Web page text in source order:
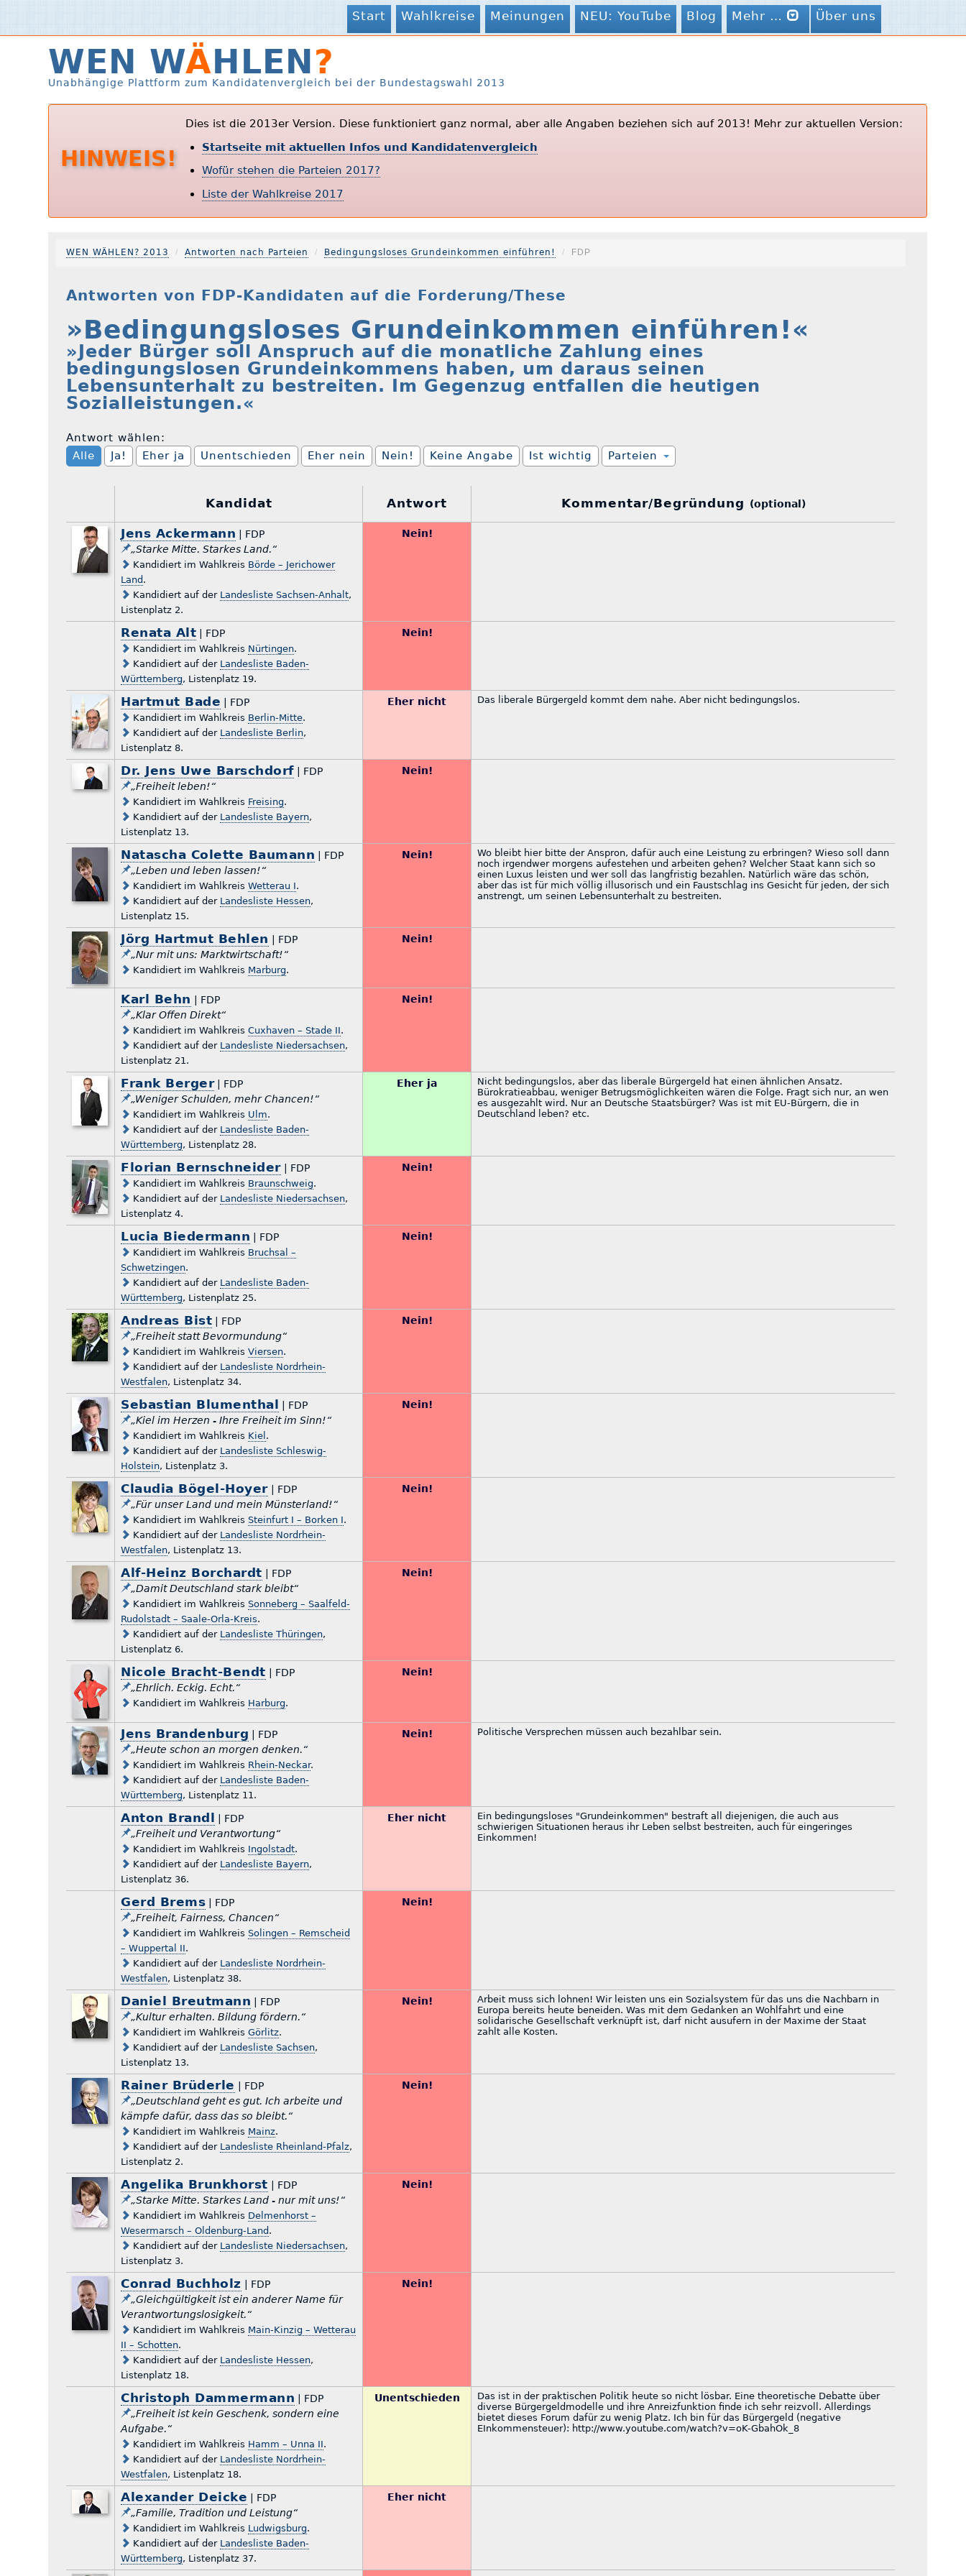
Start Wahlkreise Meinungen NEU: YouTube Blog Mehr … Über uns
WEN WÄHLEN?
Unabhängige Plattform zum Kandidatenvergleich bei der Bundestagswahl 2013
HINWEIS!
Dies ist die 2013er Version. Diese funktioniert ganz normal, aber alle Angaben beziehen sich auf 2013! Mehr zur aktuellen Version:
Startseite mit aktuellen Infos und Kandidatenvergleich
Wofür stehen die Parteien 2017?
Liste der Wahlkreise 2017
WEN WÄHLEN? 2013 Antworten nach Parteien Bedingungsloses Grundeinkommen einführen! FDP
Antworten von FDP-Kandidaten auf die Forderung/These
»Bedingungsloses Grundeinkommen einführen!«
»Jeder Bürger soll Anspruch auf die monatliche Zahlung eines
bedingungslosen Grundeinkommens haben, um daraus seinen
Lebensunterhalt zu bestreiten. Im Gegenzug entfallen die heutigen
Sozialleistungen.«
Antwort wählen:
Alle
Ja! Eher ja Unentschieden Eher nein Nein! Keine Angabe Ist wichtig Parteien
Kandidat Antwort Kommentar/Begründung (optional)
Jens Ackermann | FDP
„Starke Mitte. Starkes Land.“
Kandidiert im Wahlkreis Börde – Jerichower
Land .
Kandidiert auf der Landesliste Sachsen-Anhalt,
Listenplatz 2.
Nein!
Renata Alt | FDP
Kandidiert im Wahlkreis Nürtingen.
Kandidiert auf der Landesliste Baden-
Württemberg, Listenplatz 19.
Nein!
Hartmut Bade | FDP
Kandidiert im Wahlkreis Berlin-Mitte.
Kandidiert auf der Landesliste Berlin,
Listenplatz 8.
Eher nicht Das liberale Bürgergeld kommt dem nahe. Aber nicht bedingungslos.
Dr. Jens Uwe Barschdorf| FDP
„Freiheit leben!“
Kandidiert im Wahlkreis Freising.
Kandidiert auf der Landesliste Bayern,
Listenplatz 13.
Nein!
Natascha Colette Baumann | FDP
„Leben und leben lassen!“
Kandidiert im WahlkreisWetterau I.
Kandidiert auf der Landesliste Hessen,
Listenplatz 15.
Nein!
Wo bleibt hier bitte der Anspron, dafür auch eine Leistung zu erbringen? Wieso soll dann
noch irgendwer morgens aufestehen und arbeiten gehen? Welcher Staat kann sich so
einen Luxus leisten und wer soll das langfristig bezahlen. Natürlich wäre das schön,
aber das ist für mich völlig illusorisch und ein Faustschlag ins Gesicht für jeden, der sich
anstrengt, um seinen Lebensunterhalt zu bestreiten.
Jörg Hartmut Behlen
| FDP
„Nur mit uns: Marktwirtschaft!“
Kandidiert im Wahlkreis Marburg.
Nein!
Karl Behn
| FDP
„Klar Offen Direkt“
Kandidiert im WahlkreisCuxhaven – Stade II.
Kandidiert auf der Landesliste Niedersachsen,
Listenplatz 21.
Nein!
Frank Berger| FDP
„Weniger Schulden, mehr Chancen!“
Kandidiert im Wahlkreis Ulm.
Kandidiert auf der Landesliste Baden-
Württemberg, Listenplatz 28.
Eher ja
Nicht bedingungslos, aber das liberale Bürgergeld hat einen ähnlichen Ansatz.
Bürokratieabbau, weniger Betrugsmöglichkeiten wären die Folge. Fragt sich nur, an wen
es ausgezahlt wird. Nur an Deutsche Staatsbürger? Was ist mit EU-Bürgern, die in
Deutschland leben? etc.
Florian Bernschneider| FDP
Kandidiert im Wahlkreis Braunschweig.
Kandidiert auf der Landesliste Niedersachsen,
Listenplatz 4.
Nein!
Lucia Biedermann | FDP
Kandidiert im Wahlkreis Bruchsal –
Schwetzingen.
Kandidiert auf der Landesliste Baden-
Württemberg, Listenplatz 25.
Nein!
Andreas Bist | FDP
„Freiheit statt Bevormundung“
Kandidiert im WahlkreisViersen.
Kandidiert auf der Landesliste Nordrhein-
Westfalen, Listenplatz 34.
Nein!
Sebastian Blumenthal | FDP
„Kiel im Herzen - Ihre Freiheit im Sinn!“
Kandidiert im Wahlkreis Kiel .
Kandidiert auf der Landesliste Schleswig-
Holstein, Listenplatz 3.
Nein!
Claudia Bögel-Hoyer| FDP
„Für unser Land und mein Münsterland!“
Kandidiert im WahlkreisSteinfurt I – Borken I.
Kandidiert auf der Landesliste Nordrhein-
Westfalen, Listenplatz 13.
Nein!
Alf-Heinz Borchardt | FDP
„Damit Deutschland stark bleibt“
Kandidiert im WahlkreisSonneberg – Saalfeld-
Rudolstadt – Saale-Orla-Kreis.
Kandidiert auf der Landesliste Thüringen,
Listenplatz 6.
Nein!
Nicole Bracht-Bendt | FDP
„Ehrlich. Eckig. Echt.“
Kandidiert im Wahlkreis Harburg.
Nein!
Jens Brandenburg | FDP
„Heute schon an morgen denken.“
Kandidiert im Wahlkreis Rhein-Neckar.
Kandidiert auf der Landesliste Baden-
Württemberg, Listenplatz 11.
Nein! Politische Versprechen müssen auch bezahlbar sein.
Anton Brandl | FDP
„Freiheit und Verantwortung“
Kandidiert im Wahlkreis Ingolstadt.
Kandidiert auf der Landesliste Bayern,
Listenplatz 36.
Eher nicht
Ein bedingungsloses "Grundeinkommen" bestraft all diejenigen, die auch aus
schwierigen Situationen heraus ihr Leben selbst bestreiten, auch für eingeringes
Einkommen!
Gerd Brems | FDP
„Freiheit, Fairness, Chancen“
Kandidiert im WahlkreisSolingen – Remscheid
– Wuppertal II.
Kandidiert auf der Landesliste Nordrhein-
Westfalen, Listenplatz 38.
Nein!
Daniel Breutmann | FDP
„Kultur erhalten. Bildung fördern.“
Kandidiert im WahlkreisGörlitz.
Kandidiert auf der Landesliste Sachsen,
Listenplatz 13.
Nein!
Arbeit muss sich lohnen! Wir leisten uns ein Sozialsystem für das uns die Nachbarn in
Europa bereits heute beneiden. Was mit dem Gedanken an Wohlfahrt und eine
solidarische Gesellschaft verknüpft ist, darf nicht ausufern in der Maxime der Staat
zahlt alle Kosten.
Rainer Brüderle
| FDP
„Deutschland geht es gut. Ich arbeite und
kämpfe dafür, dass das so bleibt.“
Kandidiert im Wahlkreis Mainz.
Kandidiert auf der Landesliste Rheinland-Pfalz,
Listenplatz 2.
Nein!
Angelika Brunkhorst | FDP
„Starke Mitte. Starkes Land - nur mit uns!“
Kandidiert im Wahlkreis Delmenhorst –
Wesermarsch – Oldenburg-Land .
Kandidiert auf der Landesliste Niedersachsen,
Listenplatz 3.
Nein!
Conrad Buchholz
| FDP
„Gleichgültigkeit ist ein anderer Name für
Verantwortungslosigkeit.“
Kandidiert im Wahlkreis Main-Kinzig – Wetterau
II – Schotten.
Kandidiert auf der Landesliste Hessen,
Listenplatz 18.
Nein!
Christoph Dammermann | FDP
„Freiheit ist kein Geschenk, sondern eine
Aufgabe.“
Kandidiert im Wahlkreis Hamm – Unna II.
Kandidiert auf der Landesliste Nordrhein-
Westfalen, Listenplatz 18.
Unentschieden
Das ist in der praktischen Politik heute so nicht lösbar. Eine theoretische Debatte über
diverse Bürgergeldmodelle und ihre Anreizfunktion finde ich sehr reizvoll. Allerdings
bietet dieses Forum dafür zu wenig Platz. Ich bin für das Bürgergeld (negative
EInkommensteuer): http://www.youtube.com/watch?v=oK-GbahOk_8
Alexander Deicke | FDP
„Familie, Tradition und Leistung“
Kandidiert im Wahlkreis Ludwigsburg.
Kandidiert auf der Landesliste Baden-
Württemberg, Listenplatz 37.
Eher nicht